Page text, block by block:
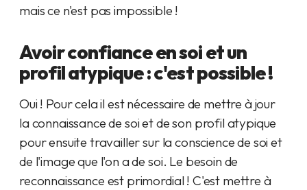
mais ce n'est pas impossible !
Avoir confiance en soi et un
profil atypique : c'est possible !
Oui ! Pour cela il est nécessaire de mettre à jour
la connaissance de soi et de son profil atypique
pour ensuite travailler sur la conscience de soi et
de l'image que l'on a de soi. Le besoin de
reconnaissance est primordial ! C'est mettre à